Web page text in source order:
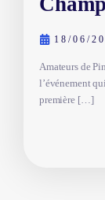
18/06/
Amateurs de
l’événement
première […]